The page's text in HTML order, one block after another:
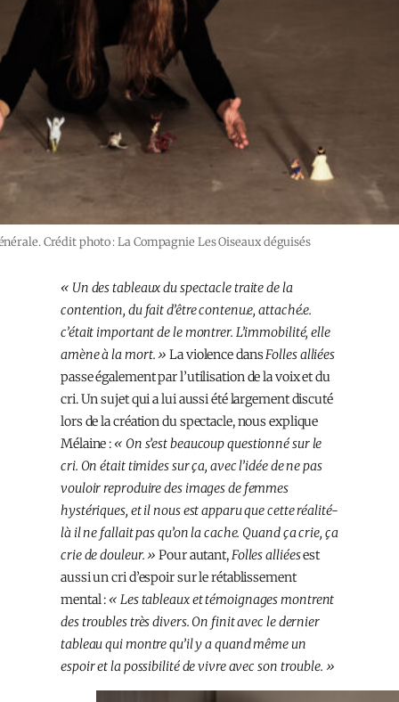
Crédit photo : La Compagnie Les Oiseaux déguisés
« Un des tableaux du spectacle traite de la
contention, du fait d’être contenu.e, attaché.e.
c’était important de le montrer. L’immobilité, elle
amène à la mort. » La violence dansFolles alliées
passe également par l’utilisation de la voix et du
cri. Un sujet qui a lui aussi été largement discuté
lors de la création du spectacle, nous explique
Mélaine :« On s’est beaucoup questionné sur le
cri. On était timides sur ça, avec l’idée de ne pas
vouloir reproduire des images de femmes
hystériques, et il nous est apparu que cette réalité-
là il ne fallait pas qu’on la cache. Quand ça crie, ça
crie de douleur. » Pour autant,Folles alliéesest
aussi un cri d’espoir sur le rétablissement
mental :« Les tableaux et témoignages montrent
des troubles très divers. On finit avec le dernier
tableau qui montre qu’il y a quand même un
espoir et la possibilité de vivre avec son trouble. »